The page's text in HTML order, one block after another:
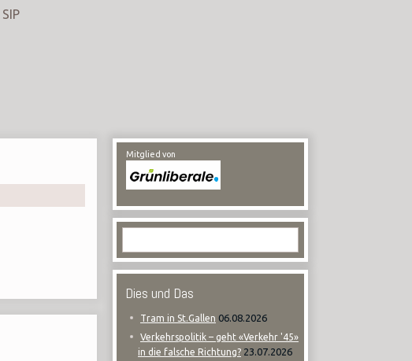
SIP
Mitglied von
Dies und Das
Tram in St.Gallen 06.08.2026
Verkehrspolitik – geht «Verkehr '45»
in die falsche Richtung? 23.07.2026